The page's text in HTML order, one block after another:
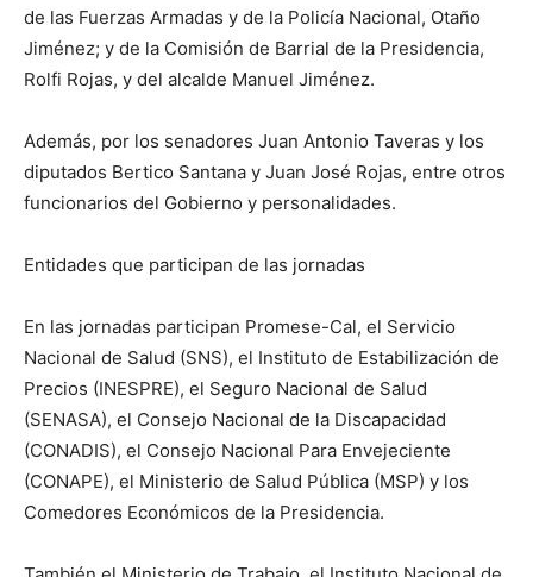
de las Fuerzas Armadas y de la Policía Nacional, Otaño
Jiménez; y de la Comisión de Barrial de la Presidencia,
Rolfi Rojas, y del alcalde Manuel Jiménez.
Además, por los senadores Juan Antonio Taveras y los
diputados Bertico Santana y Juan José Rojas, entre otros
funcionarios del Gobierno y personalidades.
Entidades que participan de las jornadas
En las jornadas participan Promese-Cal, el Servicio
Nacional de Salud (SNS), el Instituto de Estabilización de
Precios (INESPRE), el Seguro Nacional de Salud
(SENASA), el Consejo Nacional de la Discapacidad
(CONADIS), el Consejo Nacional Para Envejeciente
(CONAPE), el Ministerio de Salud Pública (MSP) y los
Comedores Económicos de la Presidencia.